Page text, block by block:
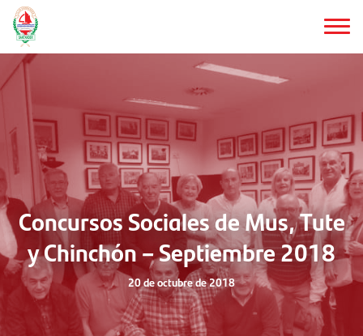
Saltar
al
contenido
principal
Concursos Sociales de Mus, Tute
y Chinchón – Septiembre 2018
20 de octubre de 2018